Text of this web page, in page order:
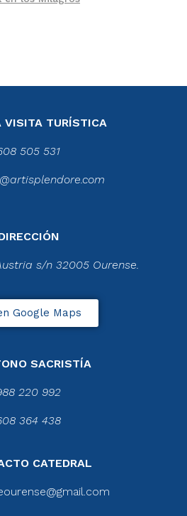
VISITA TURÍSTICA
505 531
s/n 32005 Ourense.
Google Maps
SACRISTÍA
220 992
364 438
CATEDRAL